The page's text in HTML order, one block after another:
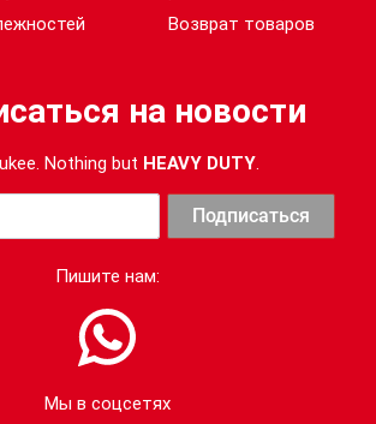
уровня
шурупа
(м/с²):
11.3
(А)):
80
звуковой
(А)):
Возврат товаров
на новости
Nothing but HEAVY DUTY.
Подписаться
Пишите нам:
Мы в соцсетях